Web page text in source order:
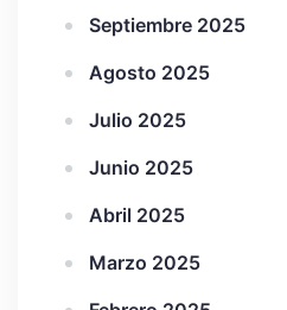
Septiembre 2025
Agosto 2025
Julio 2025
Junio 2025
Abril 2025
Marzo 2025